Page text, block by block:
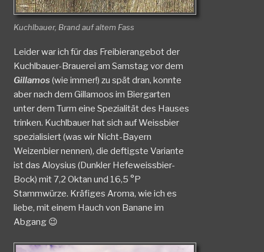
Kuchlbauer, Brand auf altem Fass
Leider war ich für das Freibierangebot der
Kuchlbauer-Brauerei am Samstag vor dem
Gillamos(wie immer!) zu spät dran, konnte
aber nach dem Gillamoos im Biergarten
unter dem Turm eine Spezialität des Hauses
trinken. Kuchlbauer hat sich auf Weissbier
spezialisiert (was wir Nicht-Bayern
Weizenbier nennen), die deftigste Variante
ist das Aloysius (Dunkler Hefeweissbier-
Bock) mit 7,2 Oktan und 16,5 °P
Stammwürze. Kräfiges Aroma, wie ich es
liebe, mit einem Hauch von Banane im
Abgang 😉